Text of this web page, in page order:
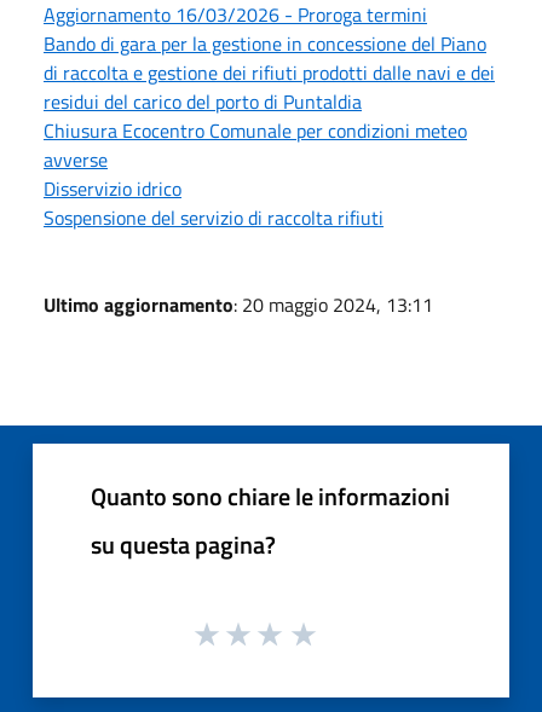
Aggiornamento 16/03/2026 - Proroga termini
Bando di gara per la gestione in concessione del Piano
di raccolta e gestione dei rifiuti prodotti dalle navi e dei
residui del carico del porto di Puntaldia
Chiusura Ecocentro Comunale per condizioni meteo
avverse
Disservizio idrico
Sospensione del servizio di raccolta rifiuti
Ultimo aggiornamento: 20 maggio 2024, 13:11
Quanto sono chiare le informazioni
su questa pagina?